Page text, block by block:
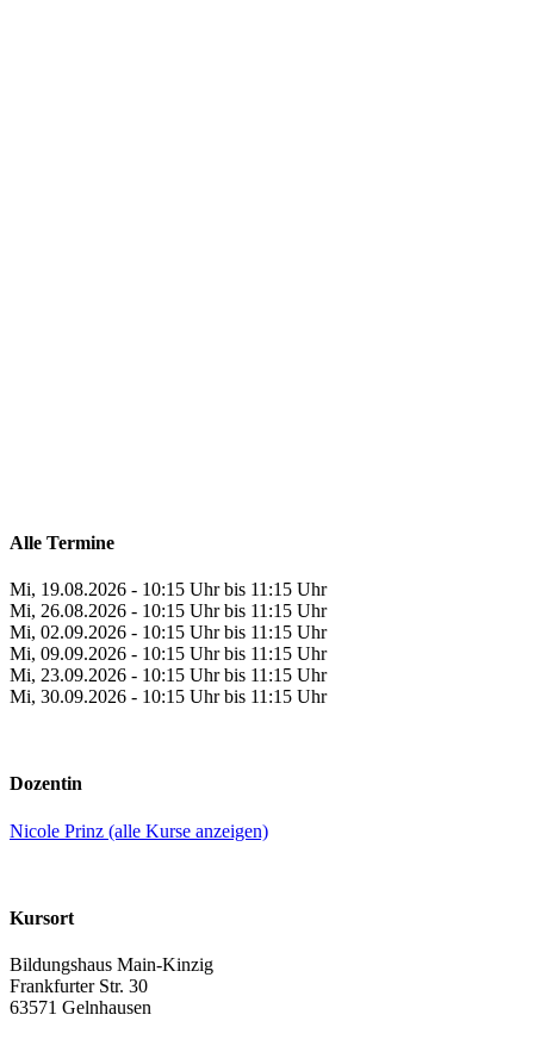
Alle Termine
Mi, 19.08.2026 - 10:15 Uhr bis 11:15 Uhr
Mi, 26.08.2026 - 10:15 Uhr bis 11:15 Uhr
Mi, 02.09.2026 - 10:15 Uhr bis 11:15 Uhr
Mi, 09.09.2026 - 10:15 Uhr bis 11:15 Uhr
Mi, 23.09.2026 - 10:15 Uhr bis 11:15 Uhr
Mi, 30.09.2026 - 10:15 Uhr bis 11:15 Uhr
Dozentin
Nicole Prinz (alle Kurse anzeigen)
Kursort
Bildungshaus Main-Kinzig
Frankfurter Str. 30
63571 Gelnhausen